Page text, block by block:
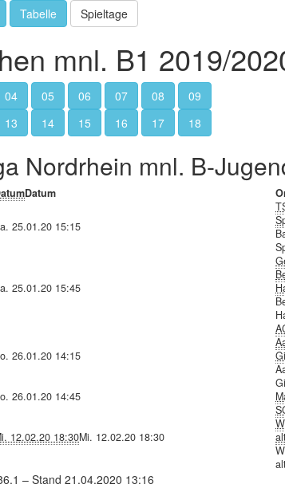
Tabelle Spieltage
mnl. B1 2019/
04 05 06 07 08
09
13 14 15 16 17 18
Nordrhein mnl. B-
Datum
25.01.20 15:15
25.01.20 15:45
26.01.20 14:15
26.01.20 14:45
12.02.20 18:30Mi. 12.02.20 18:30
– Stand 21.04.2020 13:16